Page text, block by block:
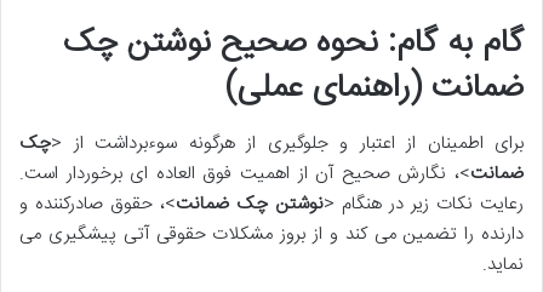
گام به گام: نحوه صحیح نوشتن چک
ضمانت (راهنمای عملی)
برای اطمینان از اعتبار و جلوگیری از هرگونه سوءبرداشت از <چک
ضمانت>، نگارش صحیح آن از اهمیت فوق العاده ای برخوردار است.
رعایت نکات زیر در هنگام <نوشتن چک ضمانت>، حقوق صادرکننده و
دارنده را تضمین می کند و از بروز مشکلات حقوقی آتی پیشگیری می
نماید.